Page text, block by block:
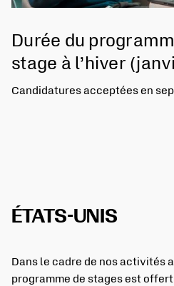
Durée du
stage à l’hiver
Candidatures acceptées en
ÉTATS-UNIS
Dans le cadre de nos activités
programme de stages est offert